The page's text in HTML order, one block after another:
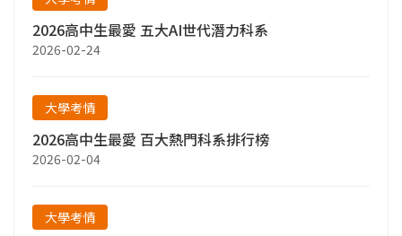
2026高中生最愛 五大AI世代潛力科系
2026-02-24
大學考情
2026高中生最愛 百大熱門科系排行榜
2026-02-04
大學考情